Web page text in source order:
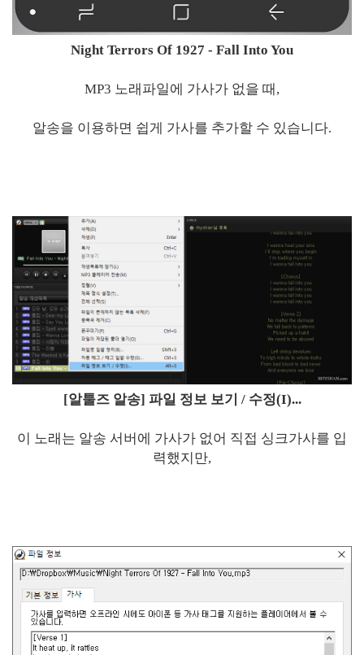
Night Terrors Of 1927 - Fall Into You
MP3 노래파일에 가사가 없을 때,
알송을 이용하면 쉽게 가사를 추가할 수 있습니다.
[알툴즈 알송] 파일 정보 보기 / 수정(I)...
이 노래는 알송 서버에 가사가 없어 직접 싱크가사를 입
력했지만,